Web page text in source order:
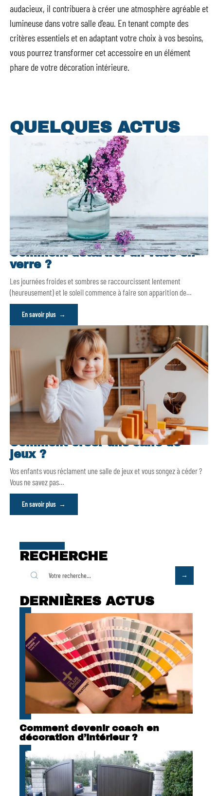
audacieux, il contribuera à créer une atmosphère agréable et
lumineuse dans votre salle d’eau. En tenant compte des
critères essentiels et en adaptant votre choix à vos besoins,
vous pourrez transformer cet accessoire en un élément
phare de votre décoration intérieure.
QUELQUES ACTUS
Comment détartrer un vase en
verre ?
Les journées froides et sombres se raccourcissent lentement
(heureusement) et le soleil commence à faire son apparition de…
En savoir plus
Comment créer une salle de
jeux ?
Vos enfants vous réclament une salle de jeux et vous songez à céder ?
Vous ne savez pas…
En savoir plus
RECHERCHE
DERNIÈRES ACTUS
Comment devenir coach en
décoration d’intérieur ?